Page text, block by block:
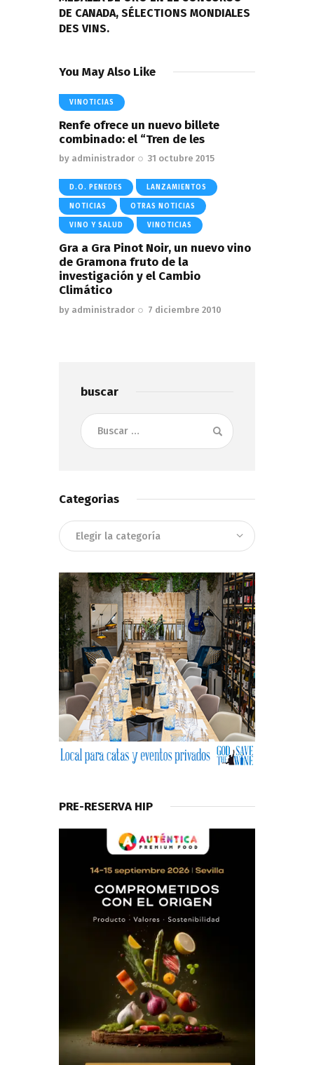
DE CANADA, SÉLECTIONS MONDIALES
DES VINS.
You May Also Like
VINOTICIAS
Renfe ofrece un nuevo billete
combinado: el “Tren de les
by administrador 31 octubre 2015
D.O. PENEDES LANZAMIENTOS
NOTICIAS OTRAS NOTICIAS
VINO Y SALUD VINOTICIAS
Gra a Gra Pinot Noir, un nuevo vino
de Gramona fruto de la
investigación y el Cambio
Climático
by administrador 7 diciembre 2010
buscar
Buscar:
Categorias
Categorias
PRE-RESERVA HIP